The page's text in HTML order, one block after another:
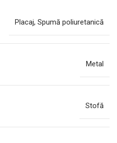
Placaj, Spumă poliuretanică
Metal
Stofă